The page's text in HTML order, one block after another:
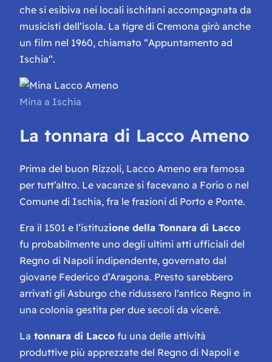
che si esibiva nei locali ischitani accompagnata da
musicisti dell’isola. La tigre di Cremona girò anche
un film nel 1960, chiamato “Appuntamento ad
Ischia“.
Mina a Ischia
La tonnara di Lacco Ameno
Prima del buon Rizzoli, Lacco Ameno era famosa
per tutt’altro. Le vacanze si facevano a Forio o nel
Comune di Ischia, fra le frazioni di Porto e Ponte.
Era il 1501 e l’istituzione della Tonnara di Lacco
fu probabilmente uno degli ultimi atti ufficiali del
Regno di Napoli indipendente, governato dal
giovane Federico d’Aragona. Presto sarebbero
arrivati gli Asburgo che ridussero l’antico Regno in
una colonia gestita per due secoli da viceré.
La tonnara di Lacco fu una delle attività
produttive più apprezzate del Regno di Napoli e